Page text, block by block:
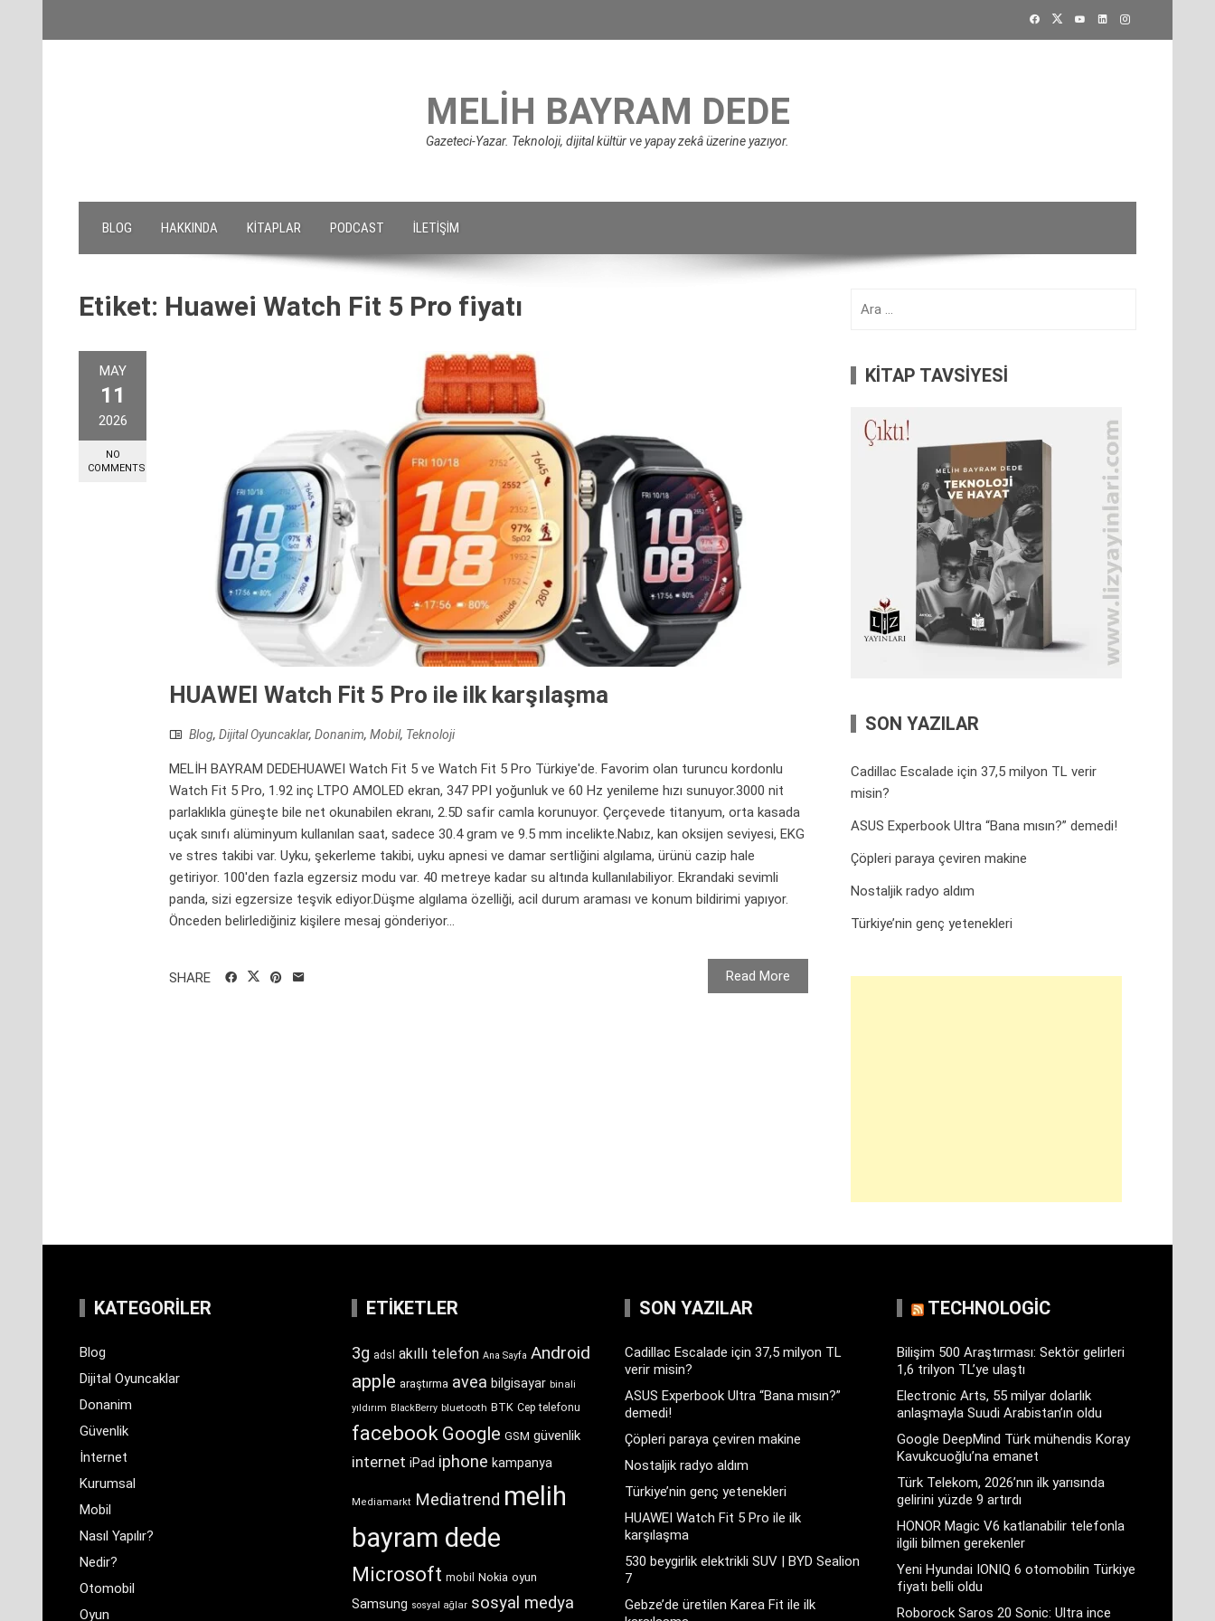
MELIH BAYRAM DEDE
Gazeteci-Yazar. Teknoloji, dijital kültür ve yapay zekâ üzerine yazıyor.
BLOG HAKKINDA KITAPLAR PODCAST İLETIŞIM
Etiket: Huawei Watch Fit 5 Pro fiyatı
MAY
11
2026
NO
COMMENTS
HUAWEI Watch Fit 5 Pro ile ilk karşılaşma
Blog, Dijital Oyuncaklar, Donanim, Mobil, Teknoloji
MELİH BAYRAM DEDEHUAWEI Watch Fit 5 ve Watch Fit 5 Pro Türkiye'de. Favorim olan turuncu kordonlu
Watch Fit 5 Pro, 1.92 inç LTPO AMOLED ekran, 347 PPI yoğunluk ve 60 Hz yenileme hızı sunuyor.3000 nit
parlaklıkla güneşte bile net okunabilen ekranı, 2.5D safir camla korunuyor. Çerçevede titanyum, orta kasada
uçak sınıfı alüminyum kullanılan saat, sadece 30.4 gram ve 9.5 mm incelikte.Nabız, kan oksijen seviyesi, EKG
ve stres takibi var. Uyku, şekerleme takibi, uyku apnesi ve damar sertliğini algılama, ürünü cazip hale
getiriyor. 100'den fazla egzersiz modu var. 40 metreye kadar su altında kullanılabiliyor. Ekrandaki sevimli
panda, sizi egzersize teşvik ediyor.Düşme algılama özelliği, acil durum araması ve konum bildirimi yapıyor.
Önceden belirlediğiniz kişilere mesaj gönderiyor...
Read More
SHARE
KİTAP TAVSİYESİ
SON YAZILAR
Cadillac Escalade için 37,5 milyon TL verir
misin?
ASUS Experbook Ultra “Bana mısın?” demedi!
Çöpleri paraya çeviren makine
Nostaljik radyo aldım
Türkiye’nin genç yetenekleri
KATEGORILER
Blog
Dijital Oyuncaklar
Donanim
Güvenlik
İnternet
Kurumsal
Mobil
Nasıl Yapılır?
Nedir?
Otomobil
Oyun
ETIKETLER
3g adsl akıllı telefon Ana Sayfa Android
apple araştırma avea bilgisayar binali
yıldırım BlackBerry bluetooth BTK Cep telefonu
facebook Google GSM güvenlik
internet iPad iphone kampanya
Mediamarkt Mediatrend melih
bayram dede
Microsoft mobil Nokia oyun
Samsung sosyal ağlar sosyal medya
SON YAZILAR
Cadillac Escalade için 37,5 milyon TL
verir misin?
ASUS Experbook Ultra “Bana mısın?”
demedi!
Çöpleri paraya çeviren makine
Nostaljik radyo aldım
Türkiye’nin genç yetenekleri
HUAWEI Watch Fit 5 Pro ile ilk
karşılaşma
530 beygirlik elektrikli SUV | BYD Sealion
7
Gebze’de üretilen Karea Fit ile ilk
TECHNOLOGIC
Bilişim 500 Araştırması: Sektör gelirleri
1,6 trilyon TL’ye ulaştı
Electronic Arts, 55 milyar dolarlık
anlaşmayla Suudi Arabistan’ın oldu
Google DeepMind Türk mühendis Koray
Kavukcuoğlu’na emanet
Türk Telekom, 2026’nın ilk yarısında
gelirini yüzde 9 artırdı
HONOR Magic V6 katlanabilir telefonla
ilgili bilmen gerekenler
Yeni Hyundai IONIQ 6 otomobilin Türkiye
fiyatı belli oldu
Roborock Saros 20 Sonic: Ultra ince